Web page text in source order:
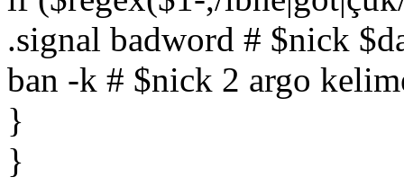
.signal badword # $nick
ban -k # $nick 2 argo
}
}